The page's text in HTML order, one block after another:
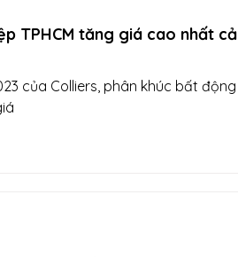
TPHCM tăng giá cao nhất cả
của Colliers, phân khúc bất động